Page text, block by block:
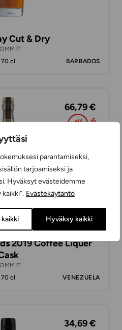
parantamiseksi,
tarjoamiseksi ja
Hyväksyt evästeidemme
Evästekäytäntö
Hyväksy kaikki
Cut & Dry
70 cl
BARBADOS
66,79 €
2019 Coffee Liquer
70 cl
VENEZUELA
34,69 €